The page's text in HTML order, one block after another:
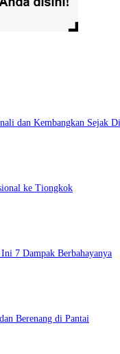
dan Kembangkan Sejak
ke Tiongkok
7 Dampak Berbahayanya
Berenang di Pantai